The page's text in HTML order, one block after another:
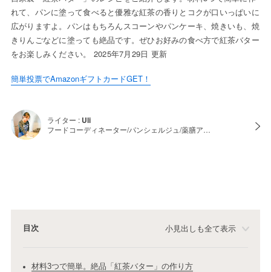
れて、パンに塗って食べると優雅な紅茶の香りとコクが口いっぱいに
広がりますよ。パンはもちろんスコーンやパンケーキ、焼きいも、焼
きりんごなどに塗っても絶品です。ぜひお好みの食べ方で紅茶バター
をお楽しみください。 2025年7月29日 更新
簡単投票でAmazonギフトカードGET！
ライター : Uli
フードコーディネーター/パンシェルジュ/薬膳ア…
目次 小見出しも全て表示
材料3つで簡単。絶品「紅茶バター」の作り方